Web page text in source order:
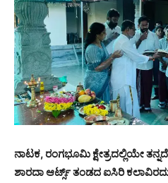
ನಾಟಕ, ರಂಗಭೂಮಿ ಕ್ಷೇತ್ರದಲ್ಲಿಯೇ
ಶಾರದಾ ಆರ್ಟ್ಸ್ ತಂಡದ ಐಸಿರಿ